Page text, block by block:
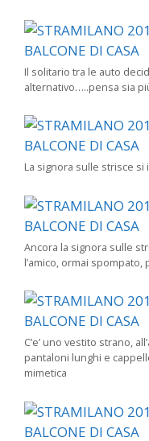
Il solitario tra le auto
alternativo…..pensa sia
La signora sulle strisce si
Ancora la signora sulle
l’amico, ormai
C’e’ uno vestito strano,
pantaloni lunghi e
mimetica